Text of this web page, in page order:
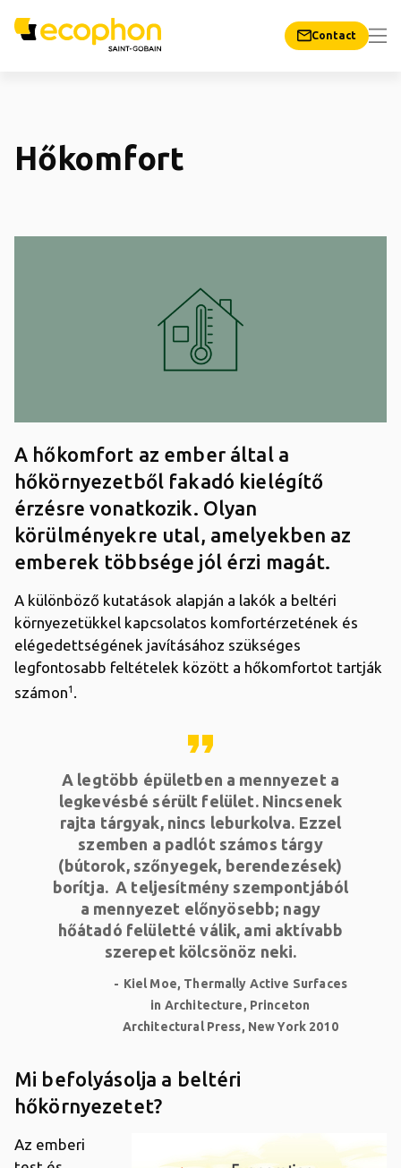
Contact
Hőkomfort
A hőkomfort az ember által a
hőkörnyezetből fakadó kielégítő
érzésre vonatkozik. Olyan
körülményekre utal, amelyekben az
emberek többsége jól érzi magát.
A különböző kutatások alapján a lakók a beltéri
környezetükkel kapcsolatos komfortérzetének és
elégedettségének javításához szükséges
legfontosabb feltételek között a hőkomfortot tartják
számon1
format_quote
A legtöbb épületben a mennyezet a
legkevésbé sérült felület. Nincsenek
rajta tárgyak, nincs leburkolva. Ezzel
szemben a padlót számos tárgy
(bútorok, szőnyegek, berendezések)
borítja. A teljesítmény szempontjából
a mennyezet előnyösebb; nagy
hőátadó felületté válik, ami aktívabb
szerepet kölcsönöz neki.
Kiel Moe, Thermally Active Surfaces
in Architecture, Princeton
Architectural Press, New York 2010
Mi befolyásolja a beltéri
hőkörnyezetet?
Az emberi